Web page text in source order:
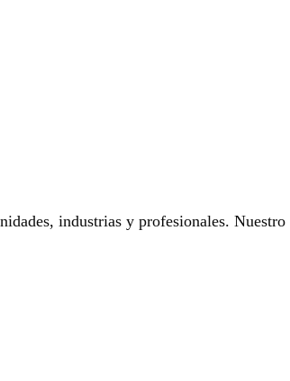
industrias y profesionales. Nuestro